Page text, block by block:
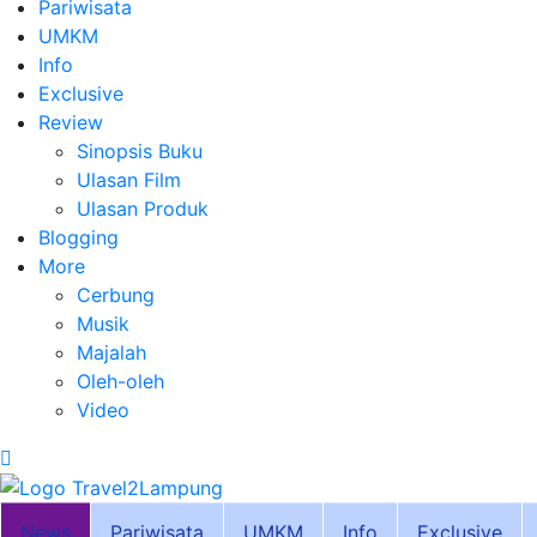
Pariwisata
UMKM
Info
Exclusive
Review
Sinopsis Buku
Ulasan Film
Ulasan Produk
Blogging
More
Cerbung
Musik
Majalah
Oleh-oleh
Video